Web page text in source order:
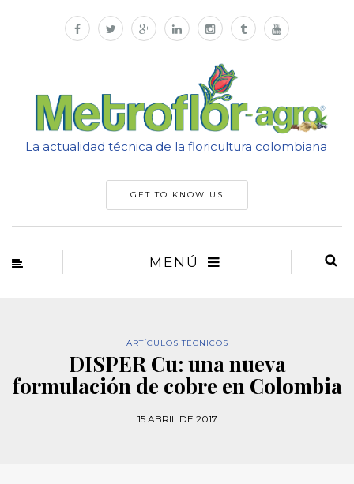
La actualidad técnica de la floricultura colombiana
GET TO KNOW US
MENÚ
ARTÍCULOS TÉCNICOS
DISPER Cu: una nueva
formulación de cobre en Colombia
15 ABRIL DE 2017